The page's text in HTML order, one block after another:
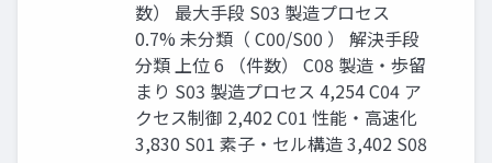
数） 最大手段 S03 製造プロセス
0.7% 未分類（ C00/S00 ） 解決手段
分類 上位 6 （件数） C08 製造・歩留
まり S03 製造プロセス 4,254 C04 ア
クセス制御 2,402 C01 性能・高速化
3,830 S01 素子・セル構造 3,402 S08